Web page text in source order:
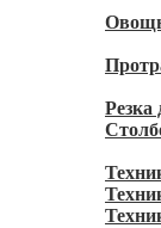
Резка